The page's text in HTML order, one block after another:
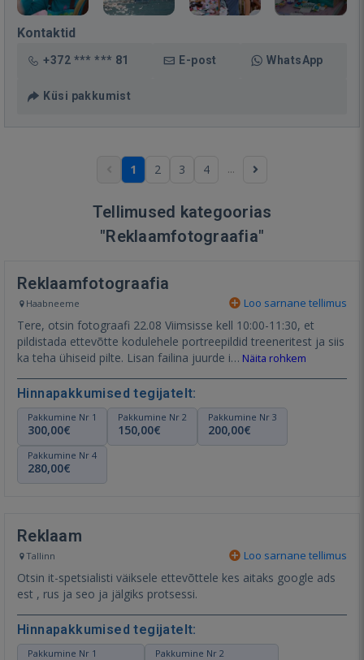
Kontaktid
+372 *** *** 81 E-post WhatsApp
Küsi pakkumist
1 2 3 4 ...
Tellimused kategoorias
"Reklaamfotograafia"
Reklaamfotograafia
Haabneeme Loo sarnane tellimus
Tere, otsin fotograafi 22.08 Viimsisse kell 10:00-11:30, et
pildistada ettevõtte kodulehele portreepildid treeneritest ja siis
ka teha ühiseid pilte. Lisan failina juurde i… Näita rohkem
Hinnapakkumised tegijatelt:
Pakkumine Nr 1
300,00€
Pakkumine Nr 2
150,00€
Pakkumine Nr 3
200,00€
Pakkumine Nr 4
280,00€
Reklaam
Tallinn Loo sarnane tellimus
Otsin it-spetsialisti väiksele ettevõttele kes aitaks google ads
est , rus ja seo ja jälgiks protsessi.
Hinnapakkumised tegijatelt:
Pakkumine Nr 1 Pakkumine Nr 2